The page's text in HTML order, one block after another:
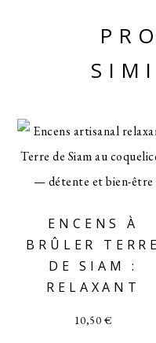
ENCENS À
BRÛLER TERRE
DE SIAM :
RELAXANT
10,50€